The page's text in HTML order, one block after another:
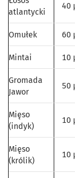
atlantycki
40
Omułek 60
Mintai 10
Gromada
Jawor
50
Mięso
(indyk)
10
Mięso
(królik)
10